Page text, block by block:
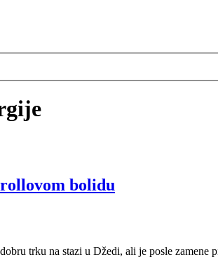
bolidu
trku na stazi u Džedi, ali je posle zamene